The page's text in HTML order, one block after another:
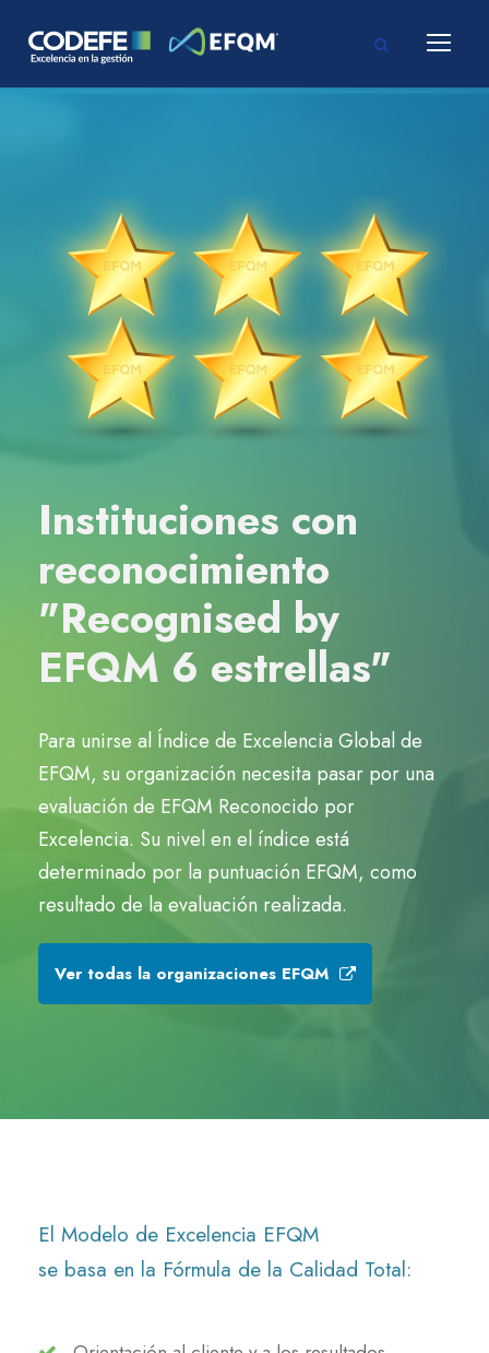
Instituciones con
reconocimiento
"Recognised by
EFQM 6 estrellas"
Para unirse al Índice de Excelencia Global de
EFQM, su organización necesita pasar por una
evaluación de EFQM Reconocido por
Excelencia. Su nivel en el índice está
determinado por la puntuación EFQM, como
resultado de la evaluación realizada.
Ver todas la organizaciones EFQM
El Modelo de Excelencia EFQM
se basa en la Fórmula de la Calidad Total: